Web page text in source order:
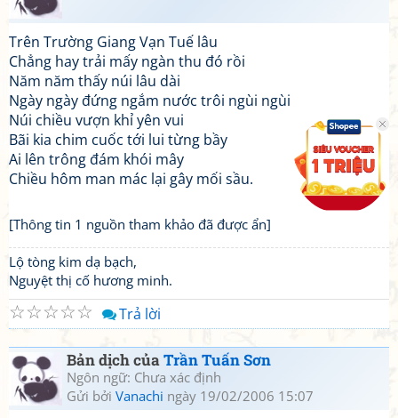
Trên Trường Giang Vạn Tuế lâu
Chẳng hay trải mấy ngàn thu đó rồi
Năm năm thấy núi lâu dài
Ngày ngày đứng ngắm nước trôi ngùi ngùi
Núi chiều vượn khỉ yên vui
Bãi kia chim cuốc tới lui từng bầy
Ai lên trông đám khói mây
Chiều hôm man mác lại gây mối sầu.
[Thông tin 1 nguồn tham khảo đã được ẩn]
Lộ tòng kim dạ bạch,
Nguyệt thị cố hương minh.
☆
☆
☆
☆
☆ Trả lời
Bản dịch củaTrần Tuấn Sơn
Ngôn ngữ: Chưa xác định
Gửi bởi Vanachi ngày 19/02/2006 15:07